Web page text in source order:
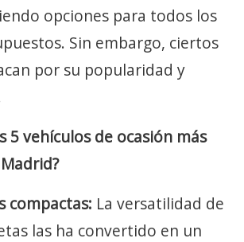
opciones para todos los
Sin embargo, ciertos
por su popularidad y
5 vehículos de ocasión más
compactas: La versatilidad de
las ha convertido en un